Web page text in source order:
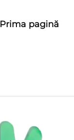
Prima pagină